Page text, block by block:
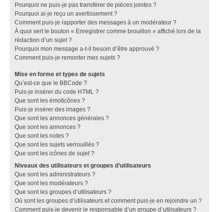
Pourquoi ne puis-je pas transférer de pièces jointes ?
Pourquoi ai-je reçu un avertissement ?
Comment puis-je rapporter des messages à un modérateur ?
À quoi sert le bouton « Enregistrer comme brouillon » affiché lors de la
rédaction d’un sujet ?
Pourquoi mon message a-t-il besoin d’être approuvé ?
Comment puis-je remonter mes sujets ?
Mise en forme et types de sujets
Qu’est-ce que le BBCode ?
Puis-je insérer du code HTML ?
Que sont les émoticônes ?
Puis-je insérer des images ?
Que sont les annonces générales ?
Que sont les annonces ?
Que sont les notes ?
Que sont les sujets verrouillés ?
Que sont les icônes de sujet ?
Niveaux des utilisateurs et groupes d’utilisateurs
Que sont les administrateurs ?
Que sont les modérateurs ?
Que sont les groupes d’utilisateurs ?
Où sont les groupes d’utilisateurs et comment puis-je en rejoindre un ?
Comment puis-je devenir le responsable d’un groupe d’utilisateurs ?